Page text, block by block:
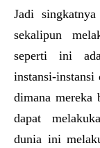
Jadi
sekalipun
seperti ini
instansi-instansi
dimana mereka
dapat
dunia ini